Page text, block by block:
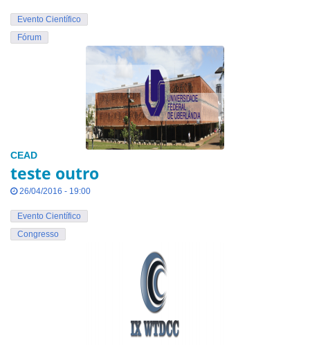
Evento Científico
Fórum
CEAD
teste outro
26/04/2016 - 19:00
Evento Científico
Congresso